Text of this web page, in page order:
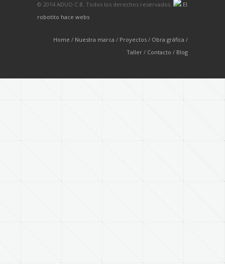
© 2014 ADUO C.B. Todos los derechos reservados.
El
robotito hace webs
Home Nuestra marca Proyectos
Obra gráfica
Taller
Contacto Blog